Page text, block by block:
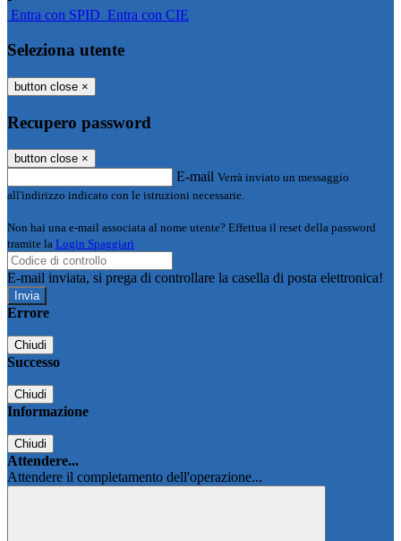
Entra con SPID Entra con CIE
Seleziona utente
button close ×
Recupero password
button close ×
E-mail Verrà inviato un messaggio
all'indirizzo indicato con le istruzioni necessarie.
Non hai una e-mail associata al nome utente? Effettua il reset della password
tramite la Login Spaggiari
E-mail inviata, si prega di controllare la casella di posta elettronica!
Errore
Chiudi
Successo
Chiudi
Informazione
Chiudi
Attendere...
Attendere il completamento dell'operazione...